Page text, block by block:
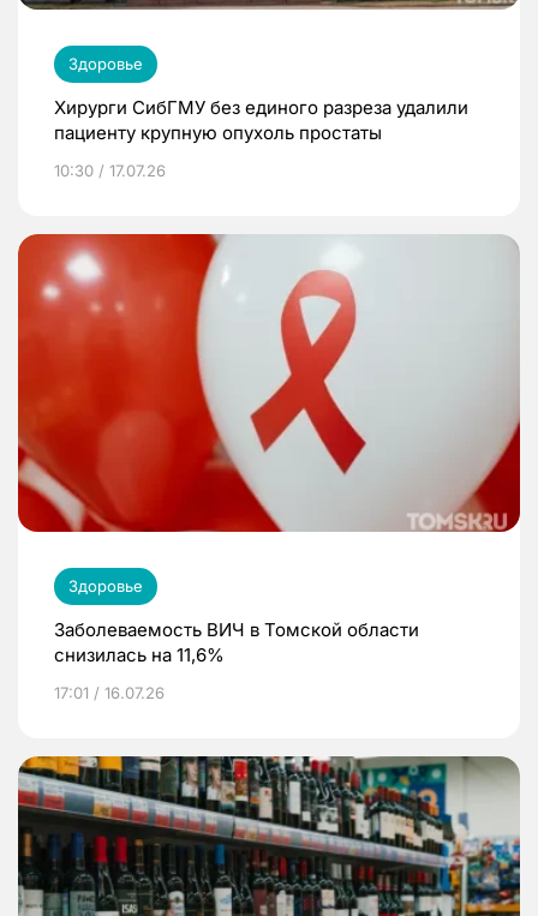
Здоровье
Хирурги СибГМУ без единого разреза удалили
пациенту крупную опухоль простаты
10:30 / 17.07.26
Здоровье
Заболеваемость ВИЧ в Томской области
снизилась на 11,6%
17:01 / 16.07.26